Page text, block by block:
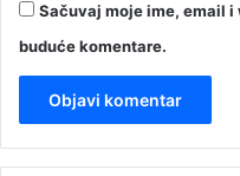
Sačuvaj moje ime, email i
buduće komentare.